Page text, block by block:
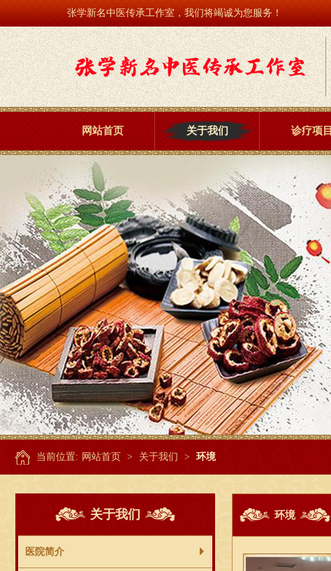
张学新名中医传承工作室，我们将竭诚为您服务！
网站首页 关于我们 诊疗项目
当前位置: 网站首页 > 关于我们 > 环境
关于我们
医院简介
环境